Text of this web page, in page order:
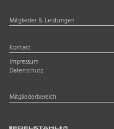
Mitglieder & Leistungen
Kontakt
Impressum
Datenschutz
Mitgliederbereich